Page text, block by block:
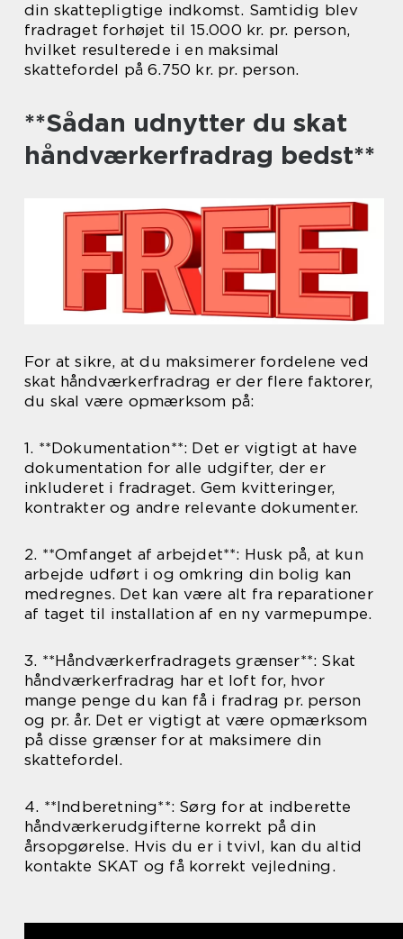
din skattepligtige indkomst. Samtidig blev
fradraget forhøjet til 15.000 kr. pr. person,
hvilket resulterede i en maksimal
skattefordel på 6.750 kr. pr. person.
**Sådan udnytter du skat
håndværkerfradrag bedst**
For at sikre, at du maksimerer fordelene ved
skat håndværkerfradrag er der flere faktorer,
du skal være opmærksom på:
1. **Dokumentation**: Det er vigtigt at have
dokumentation for alle udgifter, der er
inkluderet i fradraget. Gem kvitteringer,
kontrakter og andre relevante dokumenter.
2. **Omfanget af arbejdet**: Husk på, at kun
arbejde udført i og omkring din bolig kan
medregnes. Det kan være alt fra reparationer
af taget til installation af en ny varmepumpe.
3. **Håndværkerfradragets grænser**: Skat
håndværkerfradrag har et loft for, hvor
mange penge du kan få i fradrag pr. person
og pr. år. Det er vigtigt at være opmærksom
på disse grænser for at maksimere din
skattefordel.
4. **Indberetning**: Sørg for at indberette
håndværkerudgifterne korrekt på din
årsopgørelse. Hvis du er i tvivl, kan du altid
kontakte SKAT og få korrekt vejledning.